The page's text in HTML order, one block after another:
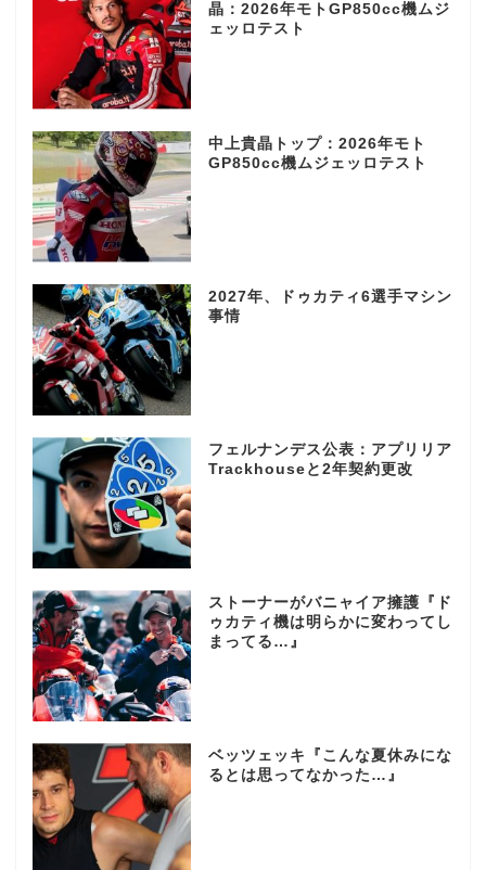
晶：2026年モトGP850cc機ムジ
ェッロテスト
中上貴晶トップ：2026年モト
GP850cc機ムジェッロテスト
2027年、ドゥカティ6選手マシン
事情
フェルナンデス公表：アプリリア
Trackhouseと2年契約更改
ストーナーがバニャイア擁護『ド
ゥカティ機は明らかに変わってし
まってる…』
ベッツェッキ『こんな夏休みにな
るとは思ってなかった…』